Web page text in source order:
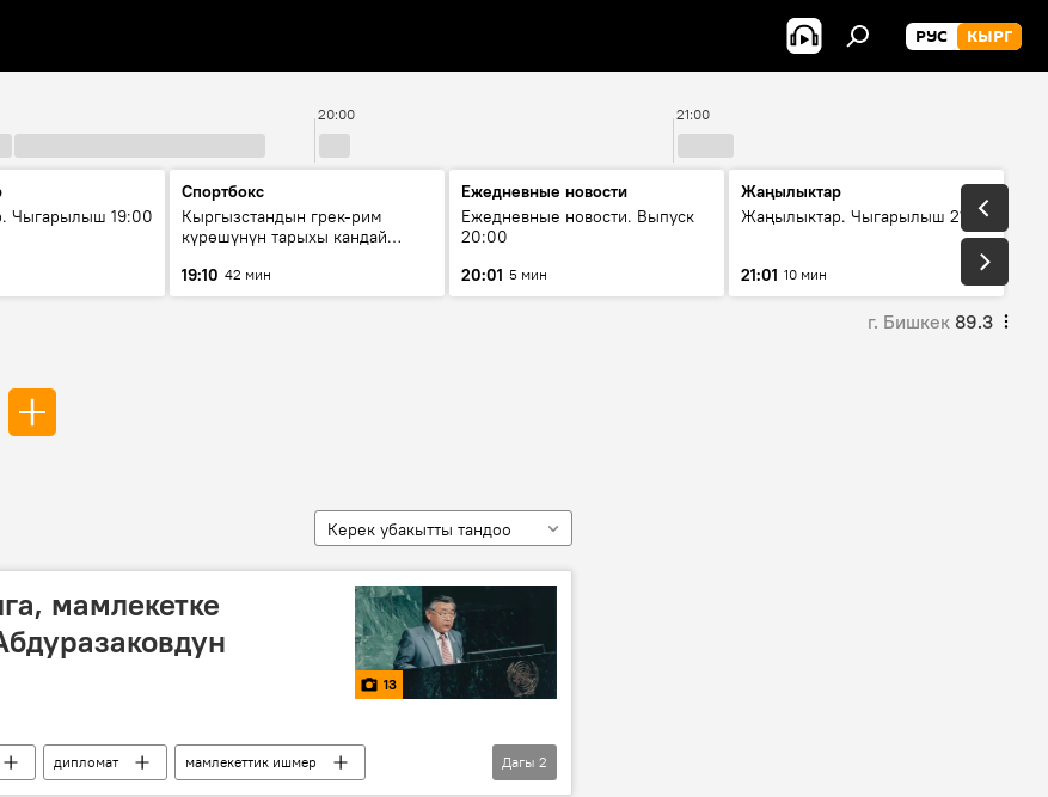
РУС КЫРГ
20:00 21:00
Чыгарылыш 19:00
Спортбокс
Кыргызстандын грек-рим
күрөшүнүн тарыхы кандай
19:10 42 мин
Ежедневные новости
Ежедневные новости. Выпуск
20:00
20:01 5 мин
Жаңылыктар
Жаңылыктар. Чыгарылыш 21:00
21:01 10 мин
г. Бишкек 89.3
Керек убакытты тандоо
мамлекетке
13
дипломат
мамлекеттик ишмер
Дагы 2